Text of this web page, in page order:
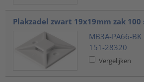
Plakzadel zwart 19x19mm zak 100
MB3A-PA66-BK
151-28320
Vergelijken